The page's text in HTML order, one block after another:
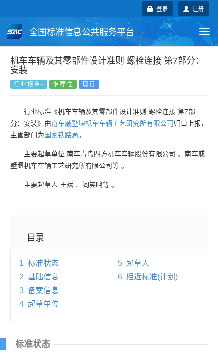
注册
登录
全国标准信息公共服务平台
国家标准 行业标准 地方标准
团体标准 企业标准
国外标准 技术委员会
机车车辆及其零部件设计准则 螺栓连接 第7部分：
安装
行业标准- 推荐性 现行
行业标准《机车车辆及其零部件设计准则 螺栓连接 第7部
分：安装》由南车戚墅堰机车车辆工艺研究所有限公司归口上报，
主管部门为国家铁路局。
主要起草单位 南车青岛四方机车车辆股份有限公司 、 南车戚
墅堰机车车辆工艺研究所有限公司等 。
主要起草人 王斌 、 阎笑鸣等 。
目录
1 标准状态
2 基础信息
3 备案信息
4 起草单位
5 起草人
6 相近标准(计划)
标准状态